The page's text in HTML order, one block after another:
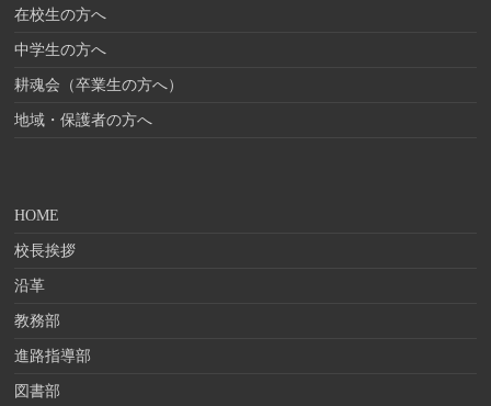
在校生の方へ
中学生の方へ
耕魂会（卒業生の方へ）
地域・保護者の方へ
HOME
校長挨拶
沿革
教務部
進路指導部
図書部